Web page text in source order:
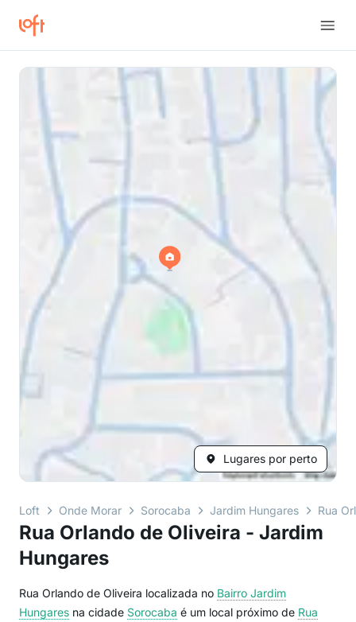
Lugares por perto
Loft Onde Morar Sorocaba Jardim Hungares Rua
Rua Orlando de Oliveira - Jardim
Hungares
Rua Orlando de Oliveira localizada no Bairro Jardim
Hungares na cidade Sorocaba é um local próximo de Rua